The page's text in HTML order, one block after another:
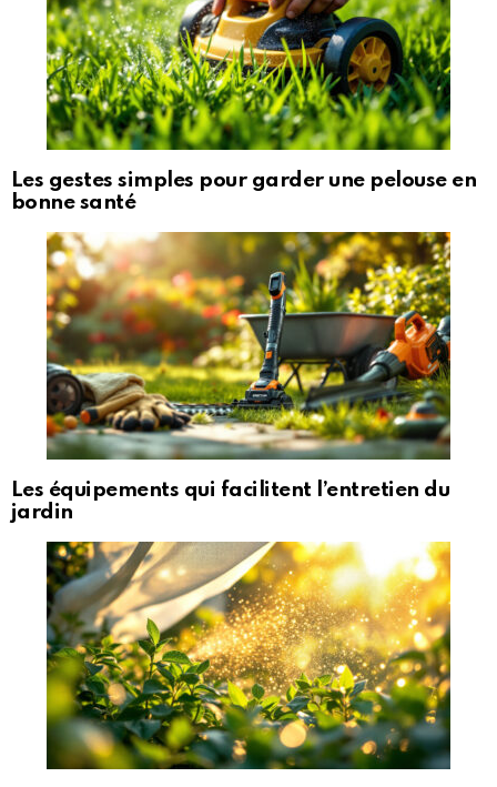
Les gestes simples pour garder une pelouse en
bonne santé
Les équipements qui facilitent l’entretien du
jardin